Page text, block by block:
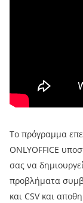
Το πρόγραμμα
ONLYOFFICE
σας να
προβλήματα
και CSV και